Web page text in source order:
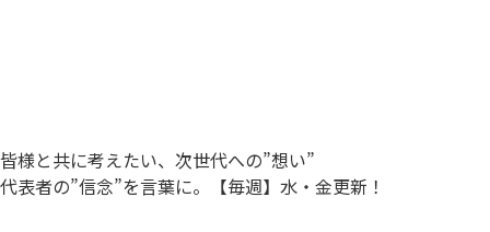
皆様と共に考えたい、次世代への”想い”
代表者の”信念”を言葉に。【毎週】水・金更新！